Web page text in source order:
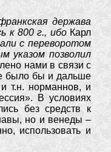
держава
к 800 г., ибо Карл
с переворотом
указом позволил
нами в связи с
было бы и дальше
т.н. норманнов, и
В условиях
без средств к
но и венеды –
использовать и